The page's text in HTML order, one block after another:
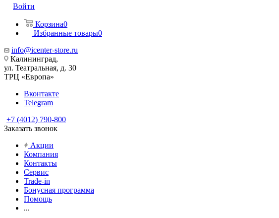
Войти
Корзина0
Избранные товары0
info@icenter-store.ru
Калининград,
ул. Театральная, д. 30
ТРЦ «Европа»
Вконтакте
Telegram
+7 (4012) 790-800
Заказать звонок
Акции
Компания
Контакты
Сервис
Trade-in
Бонусная программа
Помощь
...